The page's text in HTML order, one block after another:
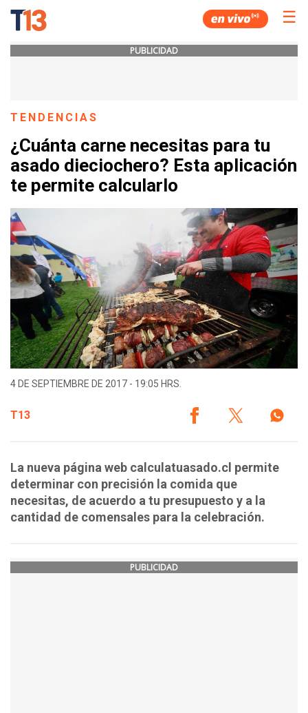
☰
PUBLICIDAD
TENDENCIAS
¿Cuánta carne necesitas para tu
asado dieciochero? Esta aplicación
te permite calcularlo
4 DE SEPTIEMBRE DE 2017 - 19:05 HRS.
T13
La nueva página web calculatuasado.cl permite
determinar con precisión la comida que
necesitas, de acuerdo a tu presupuesto y a la
cantidad de comensales para la celebración.
PUBLICIDAD